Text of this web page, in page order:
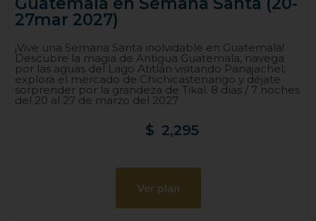
27mar 2027)
¡Vive una Semana Santa inolvidable en Guatemala!
Descubre la magia de Antigua Guatemala, navega
por las aguas del Lago Atitlán visitando Panajachel,
explora el mercado de Chichicastenango y déjate
sorprender por la grandeza de Tikal. 8 días / 7 noches
del 20 al 27 de marzo del 2027
$ 2,295
Ver plan